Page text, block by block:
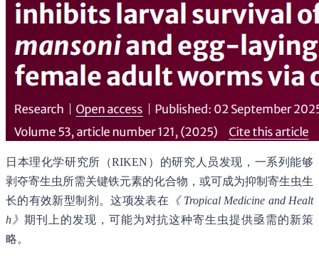
日本理化学研究所（RIKEN）的研究人员发现，一系列能够
剥夺寄生虫所需关键铁元素的化合物，或可成为抑制寄生虫生
长的有效新型制剂。这项发表在 《 Tropical Medicine and Healt
h》 期刊上的发现，可能为对抗这种寄生虫提供亟需的新策
略。